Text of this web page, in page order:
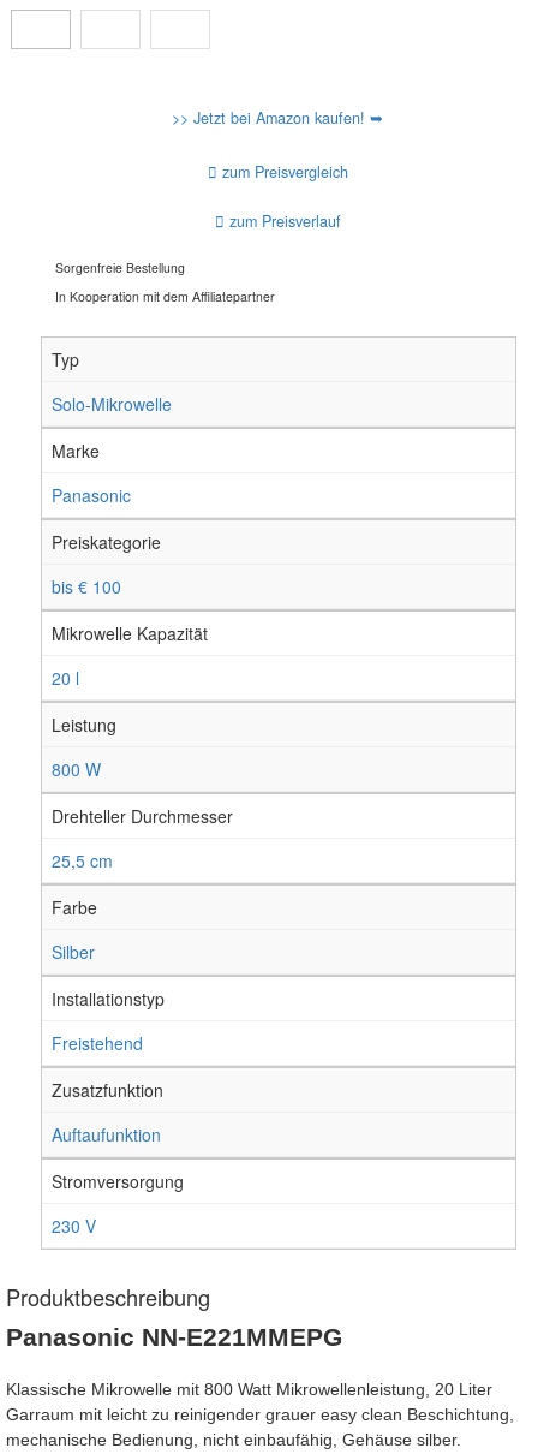
>> Jetzt bei Amazon kaufen! ➥
zum Preisvergleich
zum Preisverlauf
Sorgenfreie Bestellung
In Kooperation mit dem Affiliatepartner
Typ
Solo-Mikrowelle
Marke
Panasonic
Preiskategorie
bis € 100
Mikrowelle Kapazität
20 l
Leistung
800 W
Drehteller Durchmesser
25,5 cm
Farbe
Silber
Installationstyp
Freistehend
Zusatzfunktion
Auftaufunktion
Stromversorgung
230 V
Produktbeschreibung
Panasonic NN-E221MMEPG
Klassische Mikrowelle mit 800 Watt Mikrowellenleistung, 20 Liter
Garraum mit leicht zu reinigender grauer easy clean Beschichtung,
mechanische Bedienung, nicht einbaufähig, Gehäuse silber.